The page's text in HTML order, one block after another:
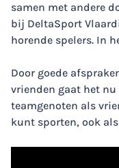
samen met andere
bij DeltaSport
horende spelers. In
Door goede
vrienden gaat het
teamgenoten als
kunt sporten, ook